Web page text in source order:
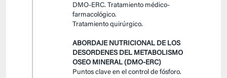
DMO-ERC. Tratamiento médico-
farmacológico.
Tratamiento quirúrgico.
ABORDAJE NUTRICIONAL DE LOS
DESORDENES DEL METABOLISMO
OSEO MINERAL (DMO-ERC)
Puntos clave en el control de fósforo.